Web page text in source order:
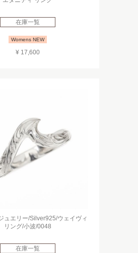
在庫一覧
Womens NEW
¥ 17,600
ュエリー/Silver925/ウェイヴィ
リング/小波/0048
在庫一覧